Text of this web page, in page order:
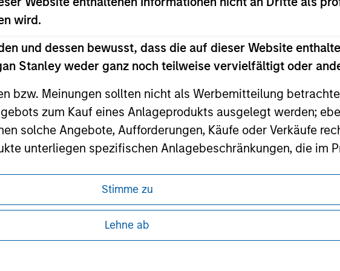
wird.
und dessen bewusst, dass die auf dieser Website
Stanley weder ganz noch teilweise vervielfältigt oder
bzw. Meinungen sollten nicht als Werbemitteilung
zum Kauf eines Anlageprodukts ausgelegt werden;
solche Angebote, Aufforderungen, Käufe oder Verkäufe
unterliegen spezifischen Anlagebeschränkungen, die im
Stanley Investment Management weder garantiert
oder für einen bestimmten Zweck geeignet sind.
erlegt Fachleuten des Finanzsektors Verpflichtungen
Stimme zu
Lehne ab
Stanley
Stanley Careers
und akzeptieren, da in diesen bestimmte gesetzliche und
Verbreitung von Informationen zu den Anlageprodukten